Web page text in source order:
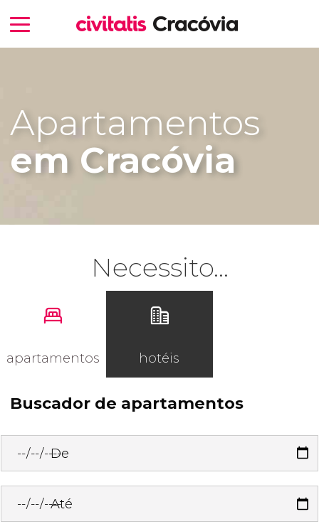
Apartamentos
em Cracóvia
Necessito...
apartamentos hotéis
Buscador de apartamentos
De
Até